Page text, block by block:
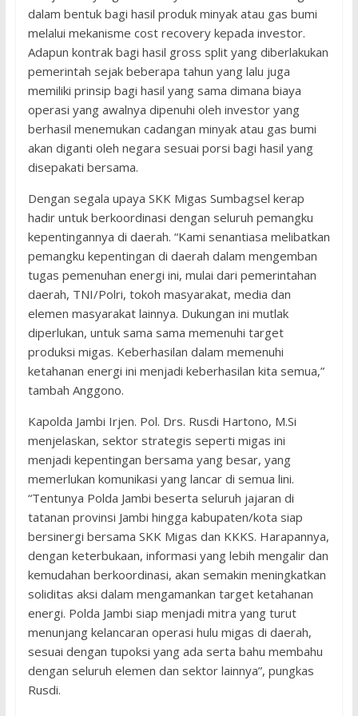
dalam bentuk bagi hasil produk minyak atau gas bumi
melalui mekanisme cost recovery kepada investor.
Adapun kontrak bagi hasil gross split yang diberlakukan
pemerintah sejak beberapa tahun yang lalu juga
memiliki prinsip bagi hasil yang sama dimana biaya
operasi yang awalnya dipenuhi oleh investor yang
berhasil menemukan cadangan minyak atau gas bumi
akan diganti oleh negara sesuai porsi bagi hasil yang
disepakati bersama.
Dengan segala upaya SKK Migas Sumbagsel kerap
hadir untuk berkoordinasi dengan seluruh pemangku
kepentingannya di daerah. “Kami senantiasa melibatkan
pemangku kepentingan di daerah dalam mengemban
tugas pemenuhan energi ini, mulai dari pemerintahan
daerah, TNI/Polri, tokoh masyarakat, media dan
elemen masyarakat lainnya. Dukungan ini mutlak
diperlukan, untuk sama sama memenuhi target
produksi migas. Keberhasilan dalam memenuhi
ketahanan energi ini menjadi keberhasilan kita semua,”
tambah Anggono.
Kapolda Jambi Irjen. Pol. Drs. Rusdi Hartono, M.Si
menjelaskan, sektor strategis seperti migas ini
menjadi kepentingan bersama yang besar, yang
memerlukan komunikasi yang lancar di semua lini.
“Tentunya Polda Jambi beserta seluruh jajaran di
tatanan provinsi Jambi hingga kabupaten/kota siap
bersinergi bersama SKK Migas dan KKKS. Harapannya,
dengan keterbukaan, informasi yang lebih mengalir dan
kemudahan berkoordinasi, akan semakin meningkatkan
soliditas aksi dalam mengamankan target ketahanan
energi. Polda Jambi siap menjadi mitra yang turut
menunjang kelancaran operasi hulu migas di daerah,
sesuai dengan tupoksi yang ada serta bahu membahu
dengan seluruh elemen dan sektor lainnya”, pungkas
Rusdi.